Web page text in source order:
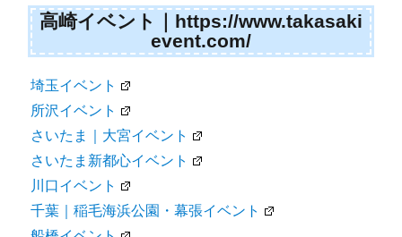
高崎イベント｜https://www.takasaki
event.com/
埼玉イベント
所沢イベント
さいたま｜大宮イベント
さいたま新都心イベント
川口イベント
千葉｜稲毛海浜公園・幕張イベント